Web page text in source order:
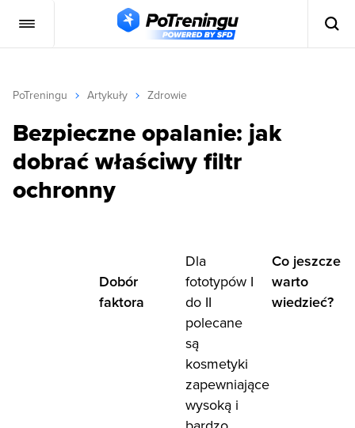
PoTreningu Artykuły Zdrowie
Bezpieczne opalanie: jak
dobrać właściwy filtr
ochronny
Dobór
faktora
Dla
fototypów I
do II
polecane
są
kosmetyki
zapewniające
wysoką i
Co jeszcze
warto
wiedzieć?